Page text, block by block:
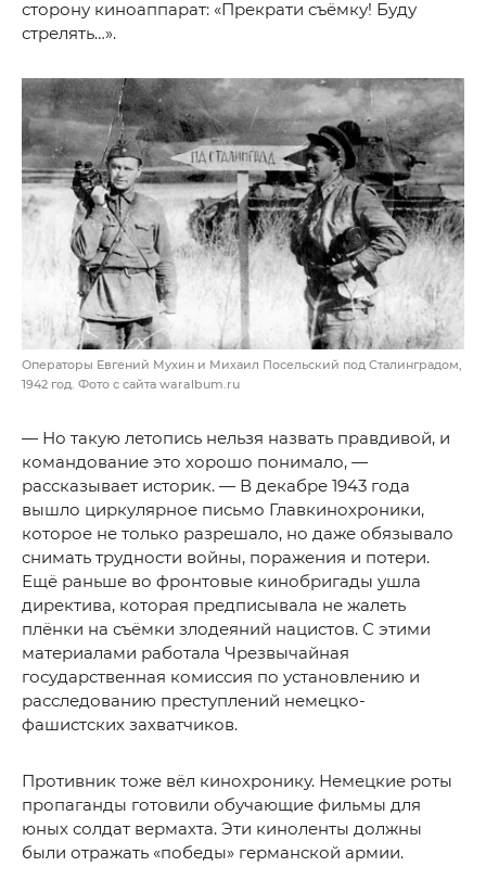
сторону киноаппарат: «Прекрати съёмку! Буду
стрелять…».
Операторы Евгений Мухин и Михаил Посельский под Сталинградом,
1942 год. Фото с сайта waralbum.ru
— Но такую летопись нельзя назвать правдивой, и
командование это хорошо понимало, —
рассказывает историк. — В декабре 1943 года
вышло циркулярное письмо Главкинохроники,
которое не только разрешало, но даже обязывало
снимать трудности войны, поражения и потери.
Ещё раньше во фронтовые кинобригады ушла
директива, которая предписывала не жалеть
плёнки на съёмки злодеяний нацистов. С этими
материалами работала Чрезвычайная
государственная комиссия по установлению и
расследованию преступлений немецко-
фашистских захватчиков.
Противник тоже вёл кинохронику. Немецкие роты
пропаганды готовили обучающие фильмы для
юных солдат вермахта. Эти киноленты должны
были отражать «победы» германской армии.